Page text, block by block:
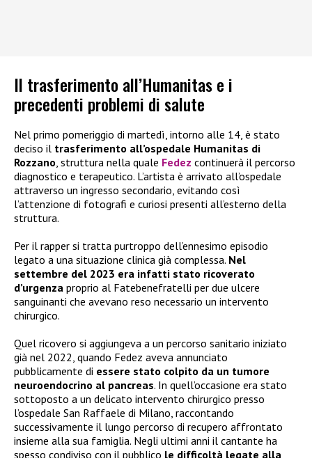
Il trasferimento all’Humanitas e i
precedenti problemi di salute
Nel primo pomeriggio di martedì, intorno alle 14, è stato
deciso il trasferimento all’ospedale Humanitas di
Rozzano, struttura nella quale Fedez continuerà il percorso
diagnostico e terapeutico. L’artista è arrivato all’ospedale
attraverso un ingresso secondario, evitando così
l’attenzione di fotografi e curiosi presenti all’esterno della
struttura.
Per il rapper si tratta purtroppo dell’ennesimo episodio
legato a una situazione clinica già complessa. Nel
settembre del 2023 era infatti stato ricoverato
d’urgenza proprio al Fatebenefratelli per due ulcere
sanguinanti che avevano reso necessario un intervento
chirurgico.
Quel ricovero si aggiungeva a un percorso sanitario iniziato
già nel 2022, quando Fedez aveva annunciato
pubblicamente di essere stato colpito da un tumore
neuroendocrino al pancreas. In quell’occasione era stato
sottoposto a un delicato intervento chirurgico presso
l’ospedale San Raffaele di Milano, raccontando
successivamente il lungo percorso di recupero affrontato
insieme alla sua famiglia. Negli ultimi anni il cantante ha
spesso condiviso con il pubblico le difficoltà legate alla